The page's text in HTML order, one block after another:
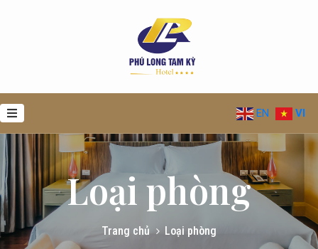
THE
OPEN
STACK:
SEARCHTV,
CINEFLIX,
SEARCHMUSIC
MANIFESTO
(FULL
EN VI
Loại phòng
Trang chủ Loại phòng